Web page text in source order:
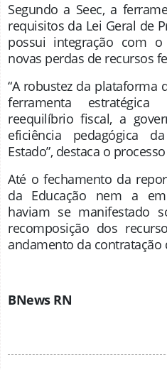
Segundo a Seec, a
requisitos da Lei Geral de
possui integração com
novas perdas de recursos
“A robustez da plataforma
ferramenta
reequilíbrio fiscal, a
eficiência pedagógica
Estado”, destaca o
Até o fechamento da
da Educação nem a
haviam se manifestado
recomposição dos
andamento da contratação
BNews RN